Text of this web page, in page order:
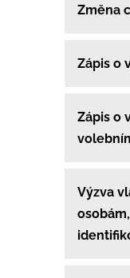
Změna
Zápis o
Zápis o
Výzva